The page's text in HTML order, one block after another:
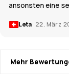
ansonsten eine
Leta 22. März
Mehr